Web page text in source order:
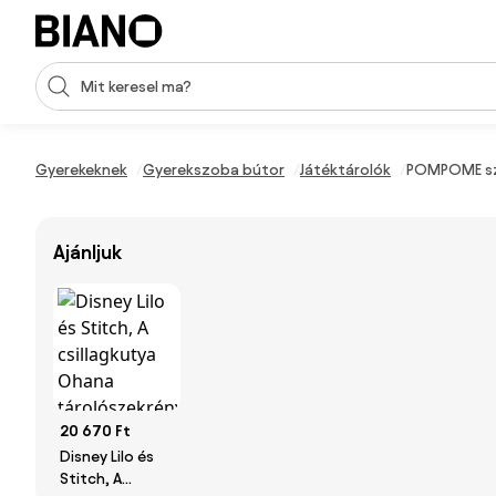
Navigáció kihagyása, ugrás a tartalomra
Keresési bevitel
Gyerekeknek Gyerekszoba bútor Játéktárolók POMPOME
Ajánljuk
20 670 Ft
Disney Lilo és
Stitch, A